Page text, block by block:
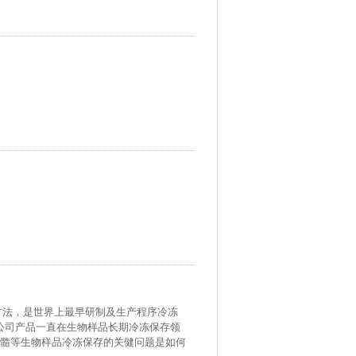
，是世界上最早研制及生产程序冷冻
产品一直在生物样品长期冷冻保存领
等生物样品冷冻保存的关健问题是如何